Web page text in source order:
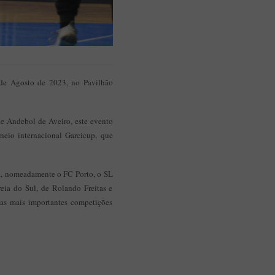
Agosto de 2023, no Pavilhão
Andebol de Aveiro, este evento
internacional Garcicup, que
nomeadamente o FC Porto, o SL
do Sul, de Rolando Freitas e
mais importantes competições